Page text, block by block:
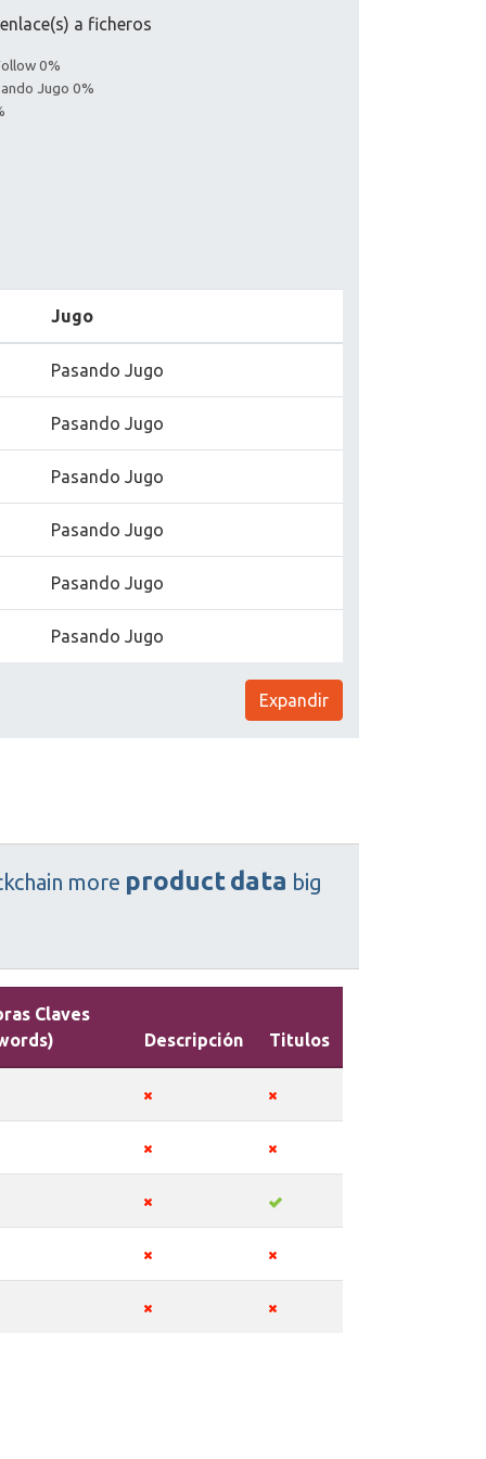
a ficheros
0%
Jugo 0%
Jugo
Pasando Jugo
Pasando Jugo
Pasando Jugo
Pasando Jugo
Pasando Jugo
Pasando Jugo
Expandir
more productdata big
Claves
Descripción Titulos